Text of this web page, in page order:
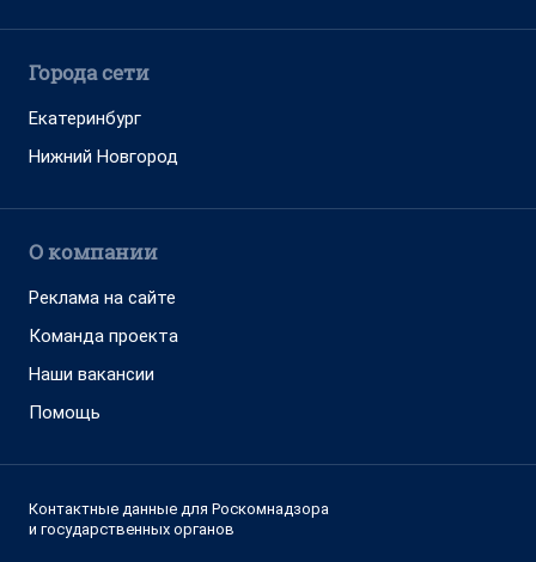
Города сети
Екатеринбург
Нижний Новгород
О компании
Реклама на сайте
Команда проекта
Наши вакансии
Помощь
Контактные данные для Роскомнадзора
и государственных органов